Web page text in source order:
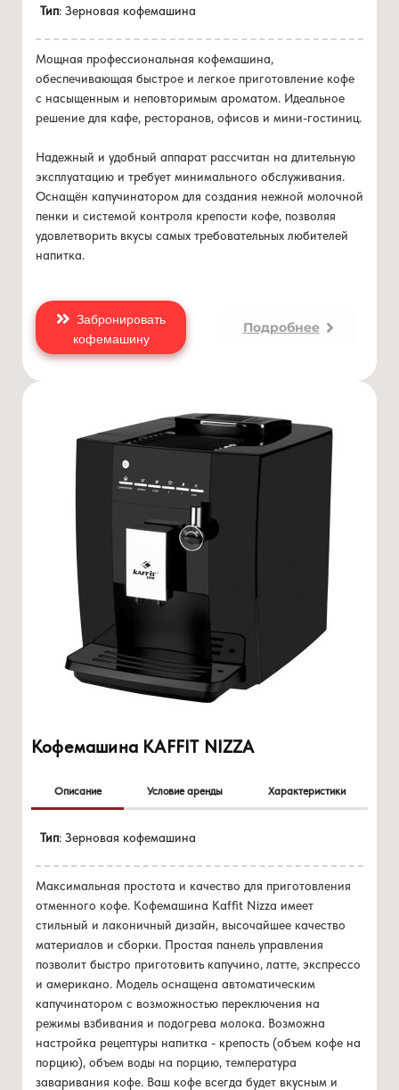
Тип: Зерновая кофемашина
Мощная профессиональная кофемашина,
обеспечивающая быстрое и легкое приготовление кофе
с насыщенным и неповторимым ароматом. Идеальное
решение для кафе, ресторанов, офисов и мини-гостиниц.
Надежный и удобный аппарат рассчитан на длительную
эксплуатацию и требует минимального обслуживания.
Оснащён капучинатором для создания нежной молочной
пенки и системой контроля крепости кофе, позволяя
удовлетворить вкусы самых требовательных любителей
напитка.
Цена 0 руб./меспри покупке
Тип устройства: кофемашина
Капучинатор: да
Встроенная кофемолка: да
Контроль крепости кофе: да
Приготовление капучино: ручное
Забронировать
кофемашину
Подробнее
Кофемашина KAFFIT NIZZA
Описание Условие аренды Характеристики
Тип: Зерновая кофемашина
Максимальная простота и качество для приготовления
отменного кофе. Кофемашина Kaffit Nizza имеет
стильный и лаконичный дизайн, высочайшее качество
материалов и сборки. Простая панель управления
позволит быстро приготовить капучино, латте, экспрессо
и американо. Модель оснащена автоматическим
капучинатором с возможностью переключения на
режимы взбивания и подогрева молока. Возможна
настройка рецептуры напитка - крепость (объем кофе на
порцию), объем воды на порцию, температура
заваривания кофе. Ваш кофе всегда будет вкусным и
Цена 0 руб./меспри покупке
Напряжение/Частота - 220В/50Гц
Количество помп - 1
Вместимость бункера для воды - 1.8 л
Вместимость бункера для кофейных зерен - 250 г
Вместимость контейнера для кофейных отходов - 15
Вместимость заварного устройства, г - 7-14 г кофе
Настраиваемая высота кофейного дозатора - 80-115 мм
Длина сетевого кабеля - 1.2 м
Вес нетто - 11.5 кг
Габариты (ШхГхВ) - 302х450х370 мм